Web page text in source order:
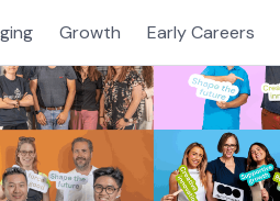
Growth Early Careers